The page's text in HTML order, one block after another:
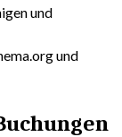
und
und